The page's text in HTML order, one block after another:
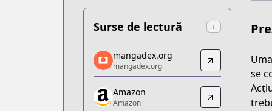
Surse de lectură ↓
mangadex.org
mangadex.org
https://mangadex.org/title/a9dd451c-
Amazon
mangadex.org
mangadex.org
Amazon
Amazon
se